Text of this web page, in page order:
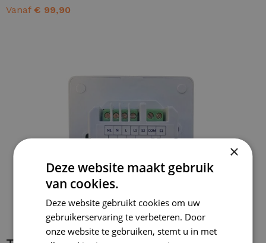
Vanaf € 99,90
×
Deze website maakt gebruik
van cookies.
Deze website gebruikt cookies om uw
gebruikerservaring te verbeteren. Door
onze website te gebruiken, stemt u in met